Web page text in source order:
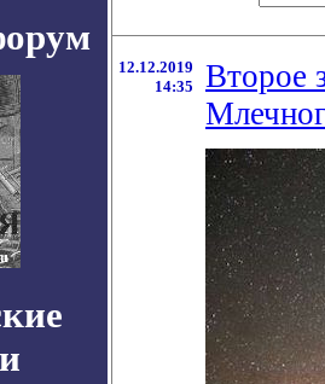
12.12.2019
14:35
Второе